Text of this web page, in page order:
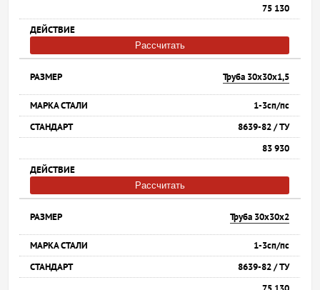
75 130
Рассчитать
Труба 30х30х1,5
1-3сп/пс
8639-82 / ТУ
83 930
Рассчитать
Труба 30х30х2
1-3сп/пс
8639-82 / ТУ